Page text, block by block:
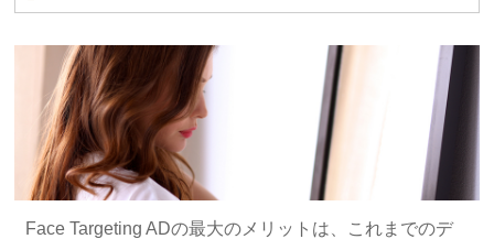
Face Targeting ADの最大のメリットは、これまでのデ